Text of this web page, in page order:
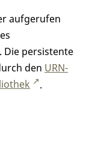
aufgerufen
Die persistente
den URN-
.